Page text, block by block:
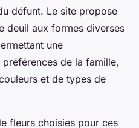
défunt. Le site propose
deuil aux formes diverses
une
de la famille,
et de types de
fleurs choisies pour ces